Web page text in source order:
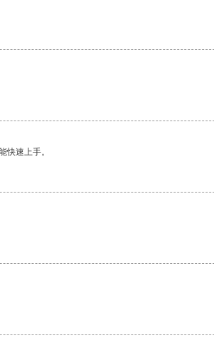
快速上手。